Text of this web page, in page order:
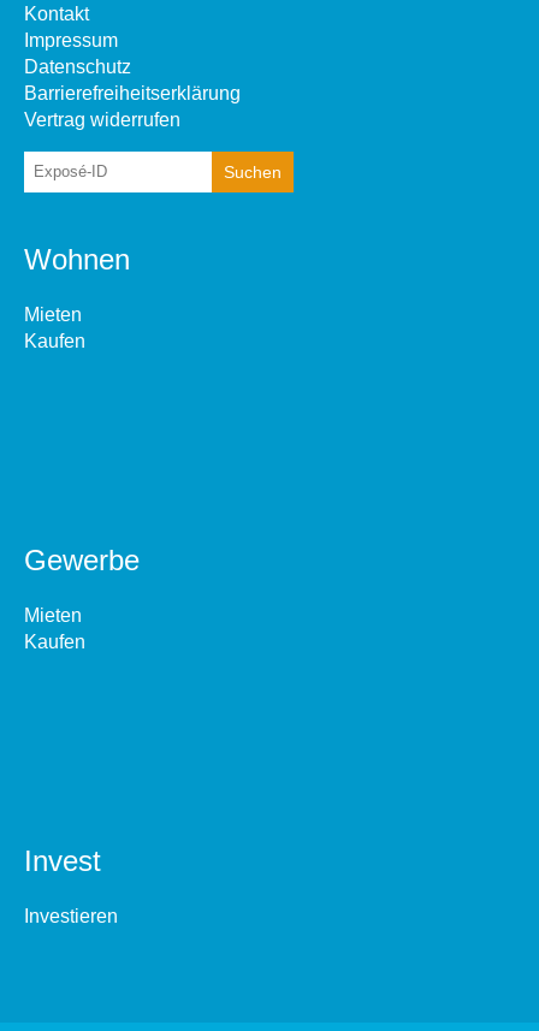
Kontakt
Impressum
Datenschutz
Barrierefreiheitserklärung
Vertrag widerrufen
Wohnen
Mieten
Kaufen
Gewerbe
Mieten
Kaufen
Invest
Investieren